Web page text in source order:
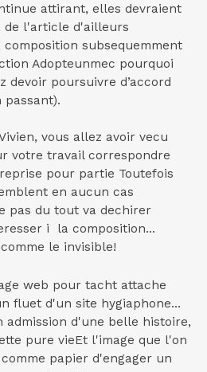
attirant, elles devraient
de l'article d'ailleurs
subsequemment
Adopteunmec pourquoi
devoir poursuivre d’accord
passant).
vous allez avoir vecu
votre travail correspondre
pour partie Toutefois
en aucun cas
pas du tout va dechirer
i la composition...
le invisible!
web pour tacht attache
fluet d'un site hygiaphone...
admission d'une belle histoire,
pure vieEt l'image que l'on
papier d'engager un